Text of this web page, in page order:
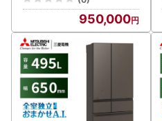
部山間地域:配送不可】冷
凍庫 冷蔵 冷凍 家電 家電製
品 電化製品 キッチン家電
家庭用
950,000